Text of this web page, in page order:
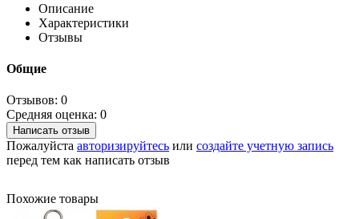
Описание
Характеристики
Отзывы
Общие
Отзывов: 0
Средняя оценка: 0
Написать отзыв
Пожалуйста авторизируйтесь или создайте учетную запись
перед тем как написать отзыв
Похожие товары